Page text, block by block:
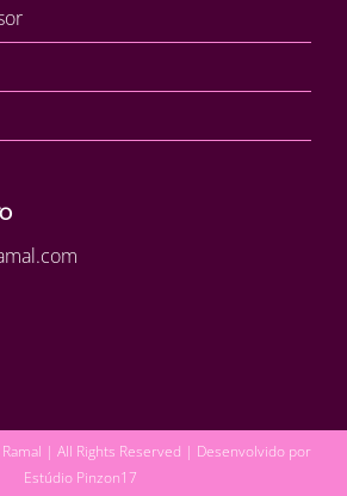
| All Rights Reserved | Desenvolvido por
Estúdio Pinzon17